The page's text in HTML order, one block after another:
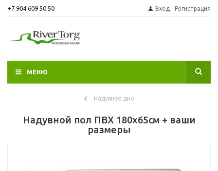
+7 904 609 50 50 Вход Регистрация
МЕНЮ
Надувное дно
Надувной пол ПВХ 180х65см + ваши
размеры